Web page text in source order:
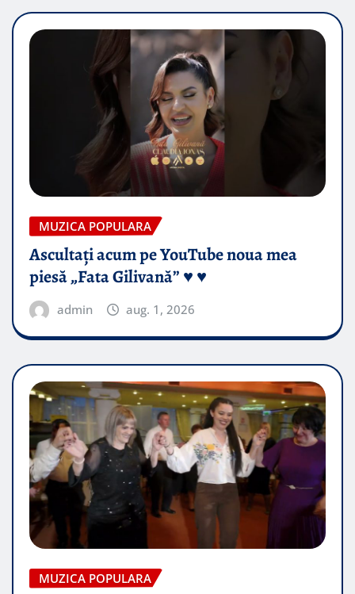
MUZICA POPULARA
Ascultați acum pe YouTube noua mea
piesă „Fata Gilivană” ♥️ ♥️
admin aug. 1, 2026
MUZICA POPULARA